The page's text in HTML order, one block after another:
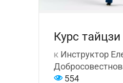
Курс тайцзи
к Инструктор
554